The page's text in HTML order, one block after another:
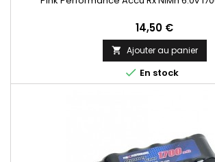
Prix
14,50 €
 Ajouter au panier
 En stock